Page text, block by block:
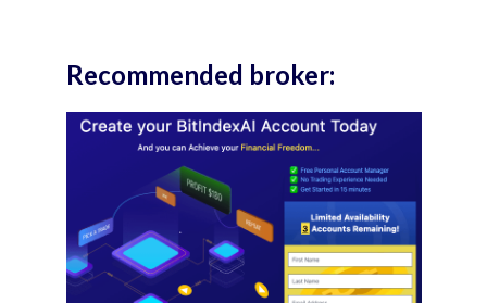
Recommended broker: